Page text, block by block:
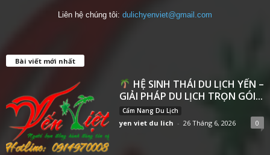
Liên hệ chúng tôi: dulichyenviet@gmail.com
Bài viết mới nhất
HỆ SINH THÁI DU LỊCH YẾN –
GIẢI PHÁP DU LỊCH TRỌN GÓI...
Cẩm Nang Du Lịch
yen viet du lich - 26 Tháng 6, 2026 0